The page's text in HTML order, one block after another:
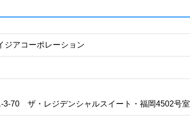
ジアコーポレーション
3-70 ザ・レジデンシャルスイート・福岡4502号室